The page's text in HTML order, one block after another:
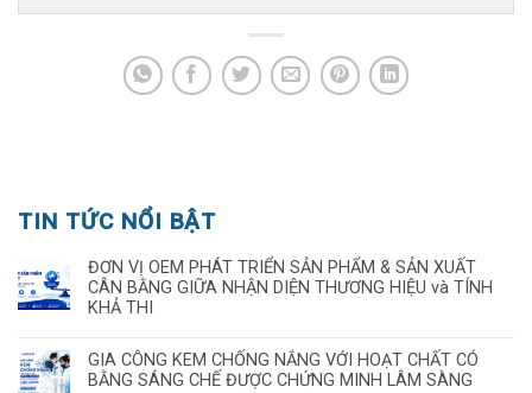
TIN TỨC NỔI BẬT
ĐƠN VỊ OEM PHÁT TRIỂN SẢN PHẨM & SẢN XUẤT
CÂN BẰNG GIỮA NHẬN DIỆN THƯƠNG HIỆU và TÍNH
KHẢ THI
GIA CÔNG KEM CHỐNG NẮNG VỚI HOẠT CHẤT CÓ
BẰNG SÁNG CHẾ ĐƯỢC CHỨNG MINH LÂM SÀNG